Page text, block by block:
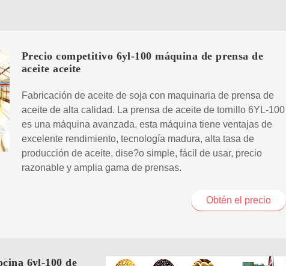
Precio competitivo 6yl-100 máquina de prensa de
aceite aceite
Fabricación de aceite de soja con maquinaria de prensa de
aceite de alta calidad. La prensa de aceite de tornillo 6YL-100
es una máquina avanzada, esta máquina tiene ventajas de
excelente rendimiento, tecnología madura, alta tasa de
producción de aceite, dise?o simple, fácil de usar, precio
razonable y amplia gama de prensas.
Obtén el precio
6yl-100 de